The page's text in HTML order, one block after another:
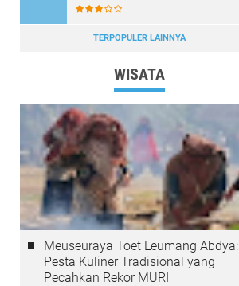
TERPOPULER LAINNYA
WISATA
Meuseuraya Toet Leumang Abdya:
Pesta Kuliner Tradisional yang
Pecahkan Rekor MURI